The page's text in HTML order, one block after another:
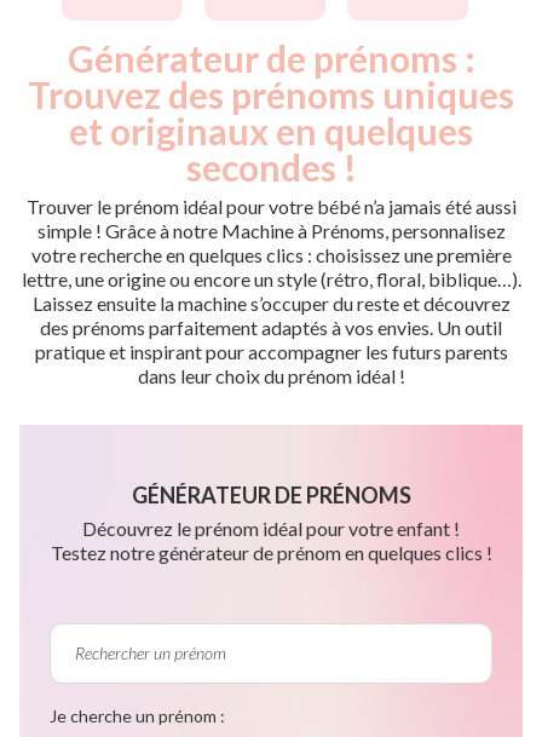
Générateur de prénoms :
Trouvez des prénoms uniques
et originaux en quelques
secondes !
Trouver le prénom idéal pour votre bébé n’a jamais été aussi
simple ! Grâce à notre Machine à Prénoms, personnalisez
votre recherche en quelques clics : choisissez une première
lettre, une origine ou encore un style (rétro, floral, biblique…).
Laissez ensuite la machine s’occuper du reste et découvrez
des prénoms parfaitement adaptés à vos envies. Un outil
pratique et inspirant pour accompagner les futurs parents
dans leur choix du prénom idéal !
GÉNÉRATEUR DE PRÉNOMS
Découvrez le prénom idéal pour votre enfant !
Testez notre générateur de prénom en quelques clics !
Je cherche un prénom :